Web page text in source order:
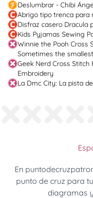
Deslumbrar - Chibi
Abrigo tipo trenca para
Disfraz casero Dracula
Kids Pyjamas Sewing
Winnie the Pooh Cross
Sometimes the
Geek Nerd Cross
Embroidery
La Dmc City: La pista
En
punto de cruz para
diagramas